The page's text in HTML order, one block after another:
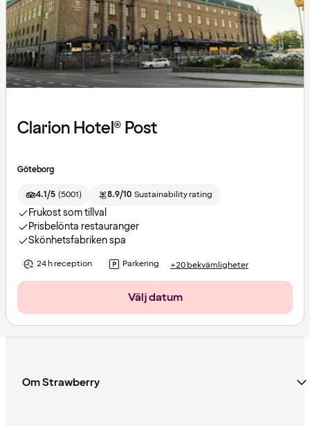
Clarion Hotel® Post
Göteborg
4.1/5 (5001) 8.9/10 Sustainability rating
Frukost som tillval
Prisbelönta restauranger
Skönhetsfabriken spa
24 h reception Parkering +20 bekvämligheter
Välj datum
Om Strawberry